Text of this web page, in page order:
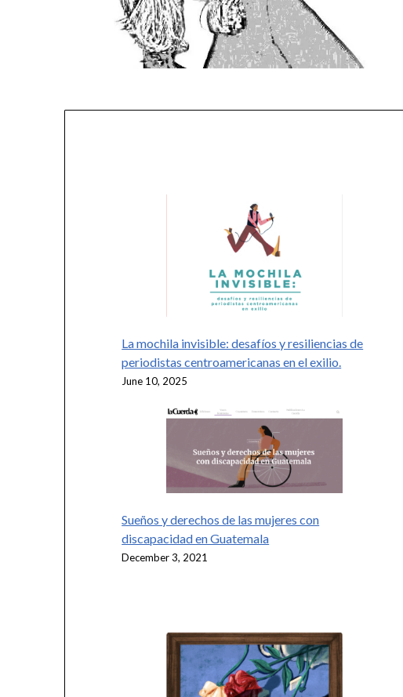
La mochila invisible: desafíos y resiliencias de
periodistas centroamericanas en el exilio.
June 10, 2025
Sueños y derechos de las mujeres con
discapacidad en Guatemala
December 3, 2021